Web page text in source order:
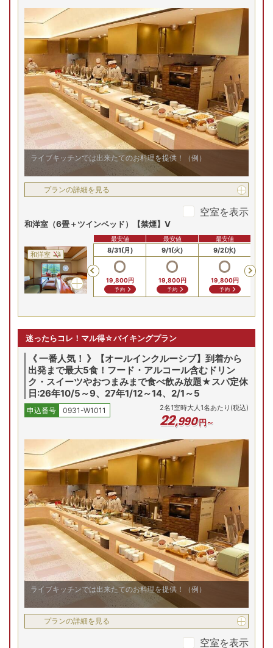
ライブキッチンでは出来たてのお料理を提供！（例）
プランの詳細を見る
空室を表示
和洋室（6畳＋ツインベッド）【禁煙】V
和洋室
Previous
8/29(土) 8/30(日) 8/31(月)
19,800円
予約
最安値
9/1(火)
19,800円
予約
最安値
9/2(水)
19,800円
予約
最安値
迷ったらコレ！マル得☆バイキングプラン
《 一番人気！ 》【オールインクルーシブ】到着から
出発まで最大5食！フード・アルコール含むドリン
ク・スイーツやおつまみまで食べ飲み放題★スパ定休
日:26年10/5～9、27年1/12～14、2/1～5
申込番号 0931-W1011 2名1室時大人1名あたり(税込)
22,990円～
ライブキッチンでは出来たてのお料理を提供！（例）
プランの詳細を見る
空室を表示